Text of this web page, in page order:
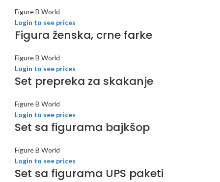
Figure B World
Login to see prices
Figura ženska, crne farke
Figure B World
Login to see prices
Set prepreka za skakanje
Figure B World
Login to see prices
Set sa figurama bajkšop
Figure B World
Login to see prices
Set sa figurama UPS paketi